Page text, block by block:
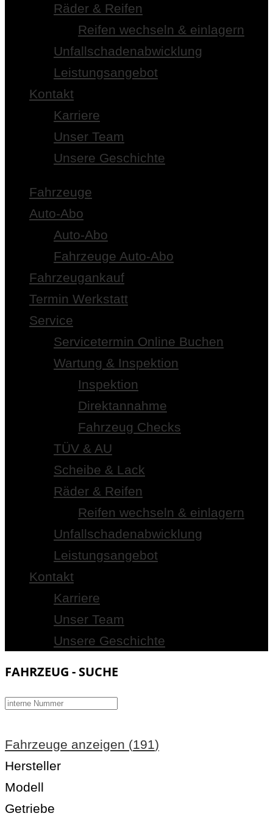
Räder & Reifen
Reifen wechseln & einlagern
Unfallschadenabwicklung
Leistungsangebot
Kontakt
Karriere
Unser Team
Unsere Geschichte
Fahrzeuge
Auto-Abo
Auto-Abo
Fahrzeuge Auto-Abo
Fahrzeugankauf
Termin Werkstatt
Service
Servicetermin Online Buchen
Wartung & Inspektion
Inspektion
Direktannahme
Fahrzeug Checks
TÜV & AU
Scheibe & Lack
Räder & Reifen
Reifen wechseln & einlagern
Unfallschadenabwicklung
Leistungsangebot
Kontakt
Karriere
Unser Team
Unsere Geschichte
FAHRZEUG - SUCHE
Fahrzeuge anzeigen (191)
Hersteller
Modell
Getriebe